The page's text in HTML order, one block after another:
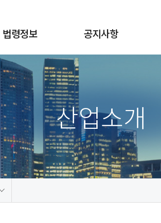
법령정보
국내법령
해외법령
중국법령
나고야 의정서
공지사항
산업소개